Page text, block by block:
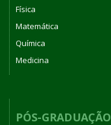
Física
Matemática
Química
Medicina
PÓS-GRADUAÇÃO